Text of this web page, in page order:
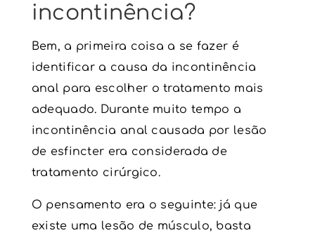
incontinência?
Bem, a primeira coisa a se fazer é
identificar a causa da incontinência
anal para escolher o tratamento mais
adequado. Durante muito tempo a
incontinência anal causada por lesão
de esfincter era considerada de
tratamento cirúrgico.
O pensamento era o seguinte: já que
existe uma lesão de músculo, basta